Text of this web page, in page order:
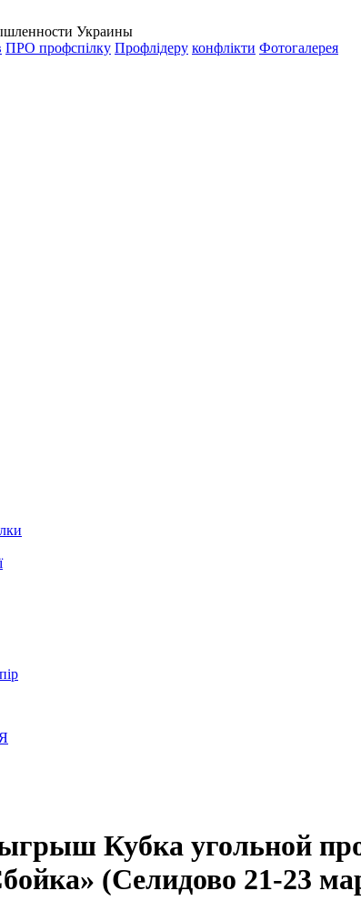
ПРО профспiлку Профлiдеру конфлікти Фотогалерея
Кубка угольной
(Селидово 21-23